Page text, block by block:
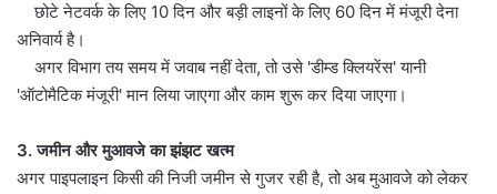
छोटे नेटवर्क के लिए 10 दिन और बड़ी लाइनों के लिए 60 दिन में मंजूरी देना
अनिवार्य है।
अगर विभाग तय समय में जवाब नहीं देता, तो उसे 'डीम्ड क्लियरेंस' यानी
'ऑटोमैटिक मंजूरी' मान लिया जाएगा और काम शुरू कर दिया जाएगा।
3. जमीन और मुआवजे का झंझट खत्म
अगर पाइपलाइन किसी की निजी जमीन से गुजर रही है, तो अब मुआवजे को लेकर